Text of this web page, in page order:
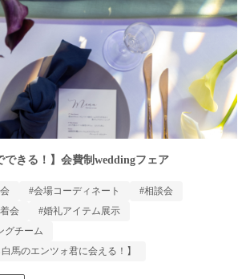
できる！】会費制weddingフェア
#会場コーディネート
#相談会
会
#婚礼アイテム展示
グチーム
馬のエンツォ君に会える！】